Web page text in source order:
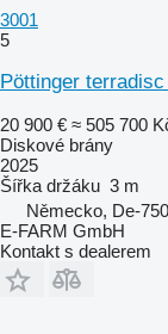
3001
5
Pöttinger terradisc
20 900 € ≈ 505 700
Diskové brány
2025
Šířka držáku 3 m
Německo, De-
E-FARM GmbH
Kontakt s dealerem